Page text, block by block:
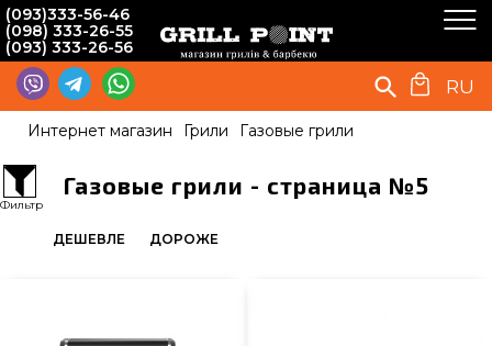
(093)333-56-46
(098) 333-26-55
(093) 333-26-56
RU
Интернет магазин Грили Газовые грили
Газовые грили - страница №5
ДЕШЕВЛЕ ДОРОЖЕ
Фильтр